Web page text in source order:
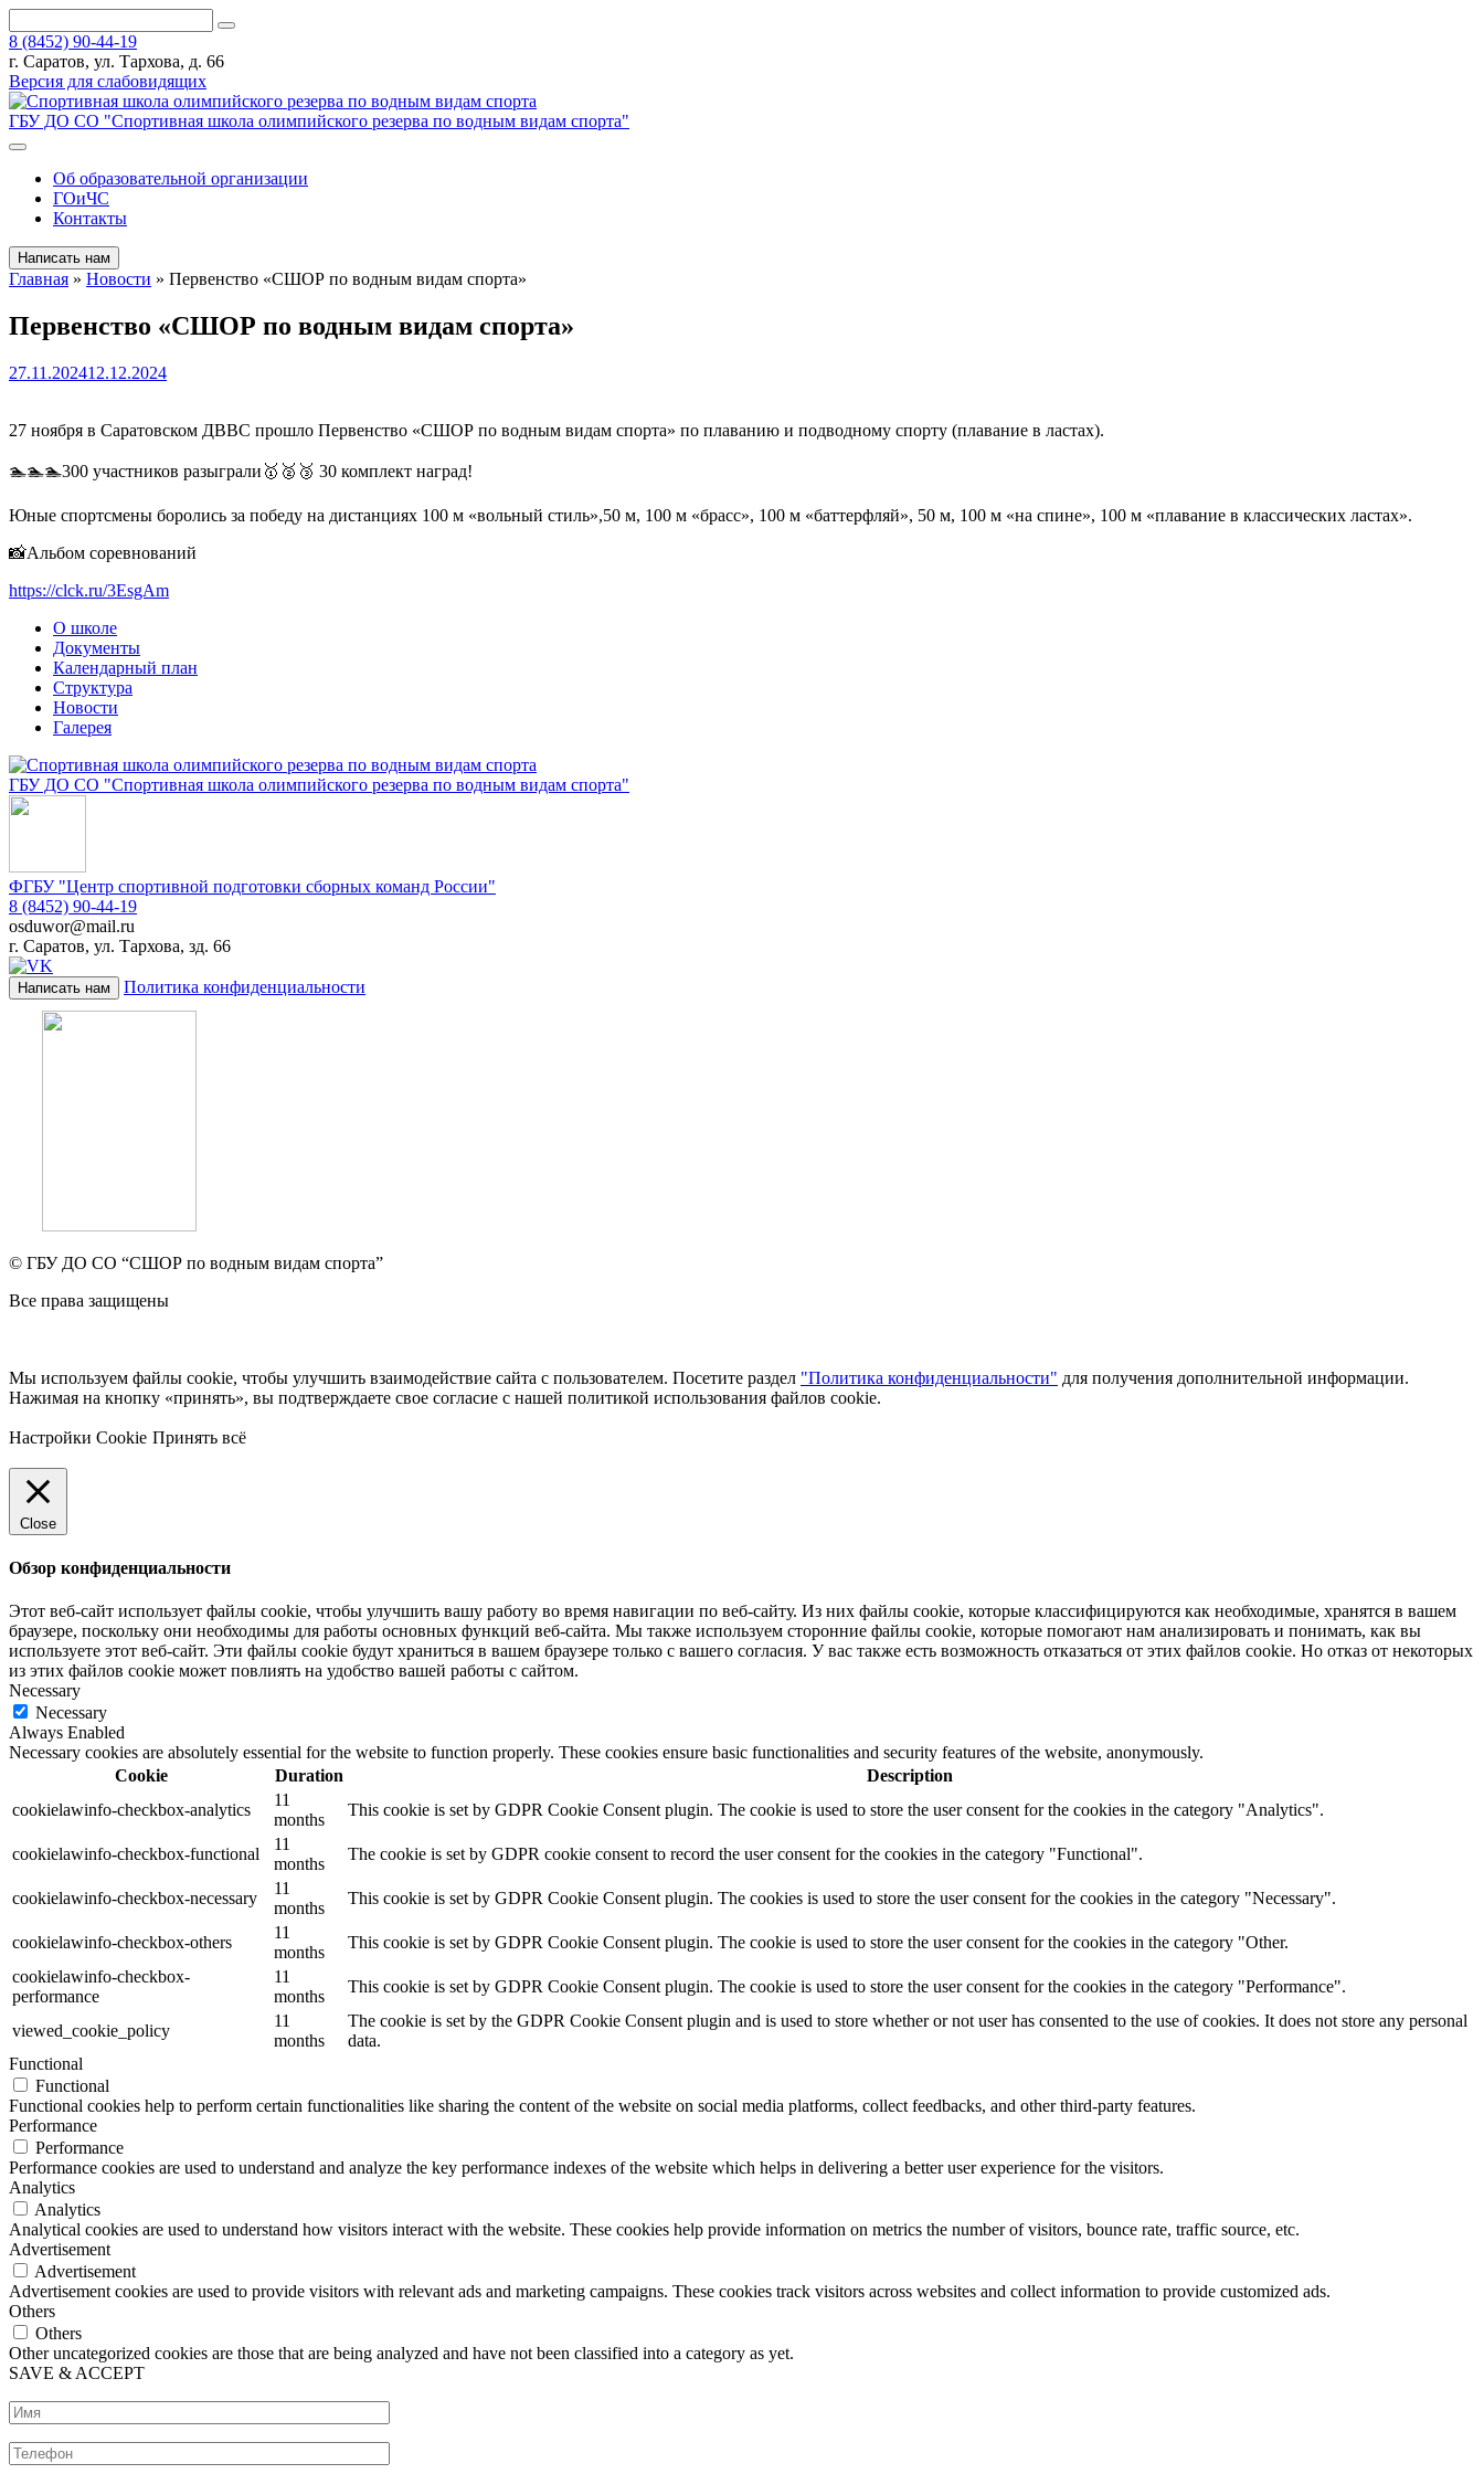
8 (8452) 90-44-19
г. Саратов, ул. Тархова, д. 66
Версия для слабовидящих
ГБУ ДО СО "Спортивная школа олимпийского резерва по водным видам спорта"
Об образовательной организации
ГОиЧС
Контакты
Написать нам
Главная » Новости » Первенство «СШОР по водным видам спорта»
Первенство «СШОР по водным видам спорта»
27.11.202412.12.2024
27 ноября в Саратовском ДВВС прошло Первенство «СШОР по водным видам спорта» по плаванию и подводному спорту (плавание в ластах).
🏊🏊🏊300 участников разыграли🥇🥈🥉 30 комплект наград!
Юные спортсмены боролись за победу на дистанциях 100 м «вольный стиль»,50 м, 100 м «брасс», 100 м «баттерфляй», 50 м, 100 м «на спине», 100 м «плавание в классических ластах».
📸Альбом соревнований
https://clck.ru/3EsgAm
О школе
Документы
Календарный план
Структура
Новости
Галерея
ГБУ ДО СО "Спортивная школа олимпийского резерва по водным видам спорта"
ФГБУ "Центр спортивной подготовки сборных команд России"
8 (8452) 90-44-19
osduwor@mail.ru
г. Саратов, ул. Тархова, зд. 66
Написать нам Политика конфиденциальности
© ГБУ ДО СО “СШОР по водным видам спорта”
Все права защищены
Мы используем файлы cookie, чтобы улучшить взаимодействие сайта с пользователем. Посетите раздел "Политика конфиденциальности" для получения дополнительной информации.
Нажимая на кнопку «принять», вы подтверждаете свое согласие с нашей политикой использования файлов cookie.
Настройки Cookie Принять всё
Close
Обзор конфиденциальности
Этот веб-сайт использует файлы cookie, чтобы улучшить вашу работу во время навигации по веб-сайту. Из них файлы cookie, которые классифицируются как необходимые, хранятся в вашем
браузере, поскольку они необходимы для работы основных функций веб-сайта. Мы также используем сторонние файлы cookie, которые помогают нам анализировать и понимать, как вы
используете этот веб-сайт. Эти файлы cookie будут храниться в вашем браузере только с вашего согласия. У вас также есть возможность отказаться от этих файлов cookie. Но отказ от некоторых
из этих файлов cookie может повлиять на удобство вашей работы с сайтом.
Necessary
Necessary
Always Enabled
Necessary cookies are absolutely essential for the website to function properly. These cookies ensure basic functionalities and security features of the website, anonymously.
Cookie
Duration
Description
cookielawinfo-checkbox-analytics
11
months
This cookie is set by GDPR Cookie Consent plugin. The cookie is used to store the user consent for the cookies in the category "Analytics".
cookielawinfo-checkbox-functional
11
months
The cookie is set by GDPR cookie consent to record the user consent for the cookies in the category "Functional".
cookielawinfo-checkbox-necessary
11
months
This cookie is set by GDPR Cookie Consent plugin. The cookies is used to store the user consent for the cookies in the category "Necessary".
cookielawinfo-checkbox-others
11
months
This cookie is set by GDPR Cookie Consent plugin. The cookie is used to store the user consent for the cookies in the category "Other.
cookielawinfo-checkbox-
performance
11
months
This cookie is set by GDPR Cookie Consent plugin. The cookie is used to store the user consent for the cookies in the category "Performance".
viewed_cookie_policy
11
months
The cookie is set by the GDPR Cookie Consent plugin and is used to store whether or not user has consented to the use of cookies. It does not store any personal
data.
Functional
Functional
Functional cookies help to perform certain functionalities like sharing the content of the website on social media platforms, collect feedbacks, and other third-party features.
Performance
Performance
Performance cookies are used to understand and analyze the key performance indexes of the website which helps in delivering a better user experience for the visitors.
Analytics
Analytics
Analytical cookies are used to understand how visitors interact with the website. These cookies help provide information on metrics the number of visitors, bounce rate, traffic source, etc.
Advertisement
Advertisement
Advertisement cookies are used to provide visitors with relevant ads and marketing campaigns. These cookies track visitors across websites and collect information to provide customized ads.
Others
Others
Other uncategorized cookies are those that are being analyzed and have not been classified into a category as yet.
SAVE & ACCEPT